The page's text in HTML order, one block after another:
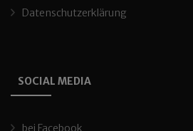
Datenschutzerklärung
SOCIAL MEDIA
bei Facebook